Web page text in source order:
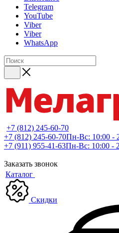
Telegram
YouTube
Viber
Viber
WhatsApp
+7 (812) 245-60-70
+7 (812) 245-60-70Пн-Вс: 10:00 -
+7 (911) 955-41-63Пн-Вс: 10:00 -
Заказать звонок
Каталог
Скидки